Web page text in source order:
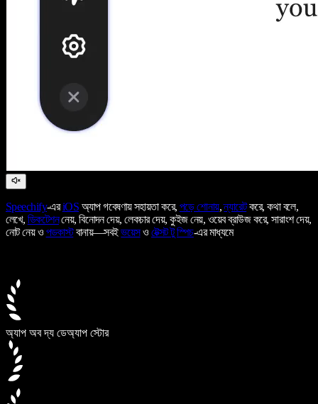
Speechify-এরiOS অ্যাপ গবেষণায় সহায়তা করে, পড়ে শোনায়,ন্যারেটকরে, কথা বলে,
লেখে, ডিকটেশননেয়, বিনোদন দেয়, লেকচার দেয়, কুইজ নেয়, ওয়েব ব্রাউজ করে, সারাংশ দেয়,
নোট নেয় ও পডকাস্টবানায়—সবইভয়েসও টেক্সট টু স্পিচ-এর মাধ্যমে
অ্যাপ অব দ্য ডেঅ্যাপ স্টোর